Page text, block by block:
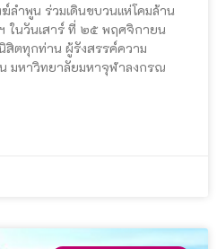
ลำพูน ร่วมเดินขบวนแห่โคมล้าน
ในวันเสาร์ ที่ ๒๕ พฤศจิกายน
ตทุกท่าน ผู้รังสรรค์ความ
มหาวิทยาลัยมหาจุฬาลงกรณ